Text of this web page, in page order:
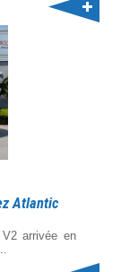
Atlantic
arrivée en